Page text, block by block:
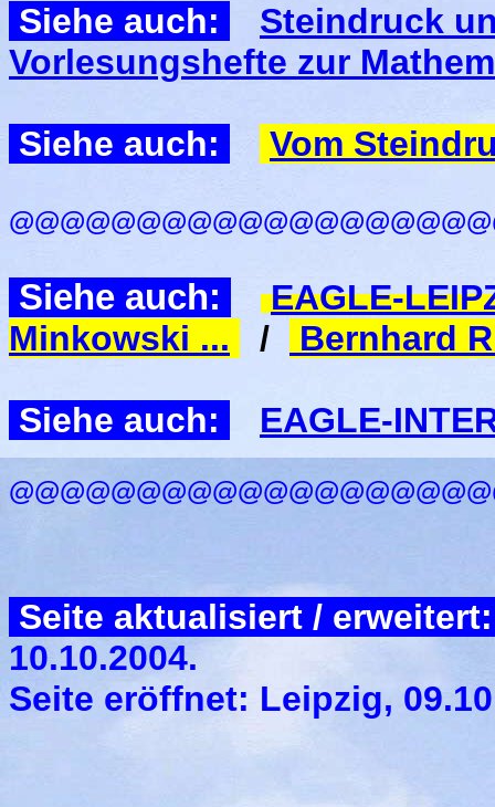
Siehe auch:
Steindruck
Vorlesungshefte zur
Siehe auch: Vom
Siehe auch:
EAGLE-
Minkowski ...
/ Bernhard
Siehe auch: EAGLE-
Seite aktualisiert /
10.10.2004.
Seite eröffnet: Leipzig,